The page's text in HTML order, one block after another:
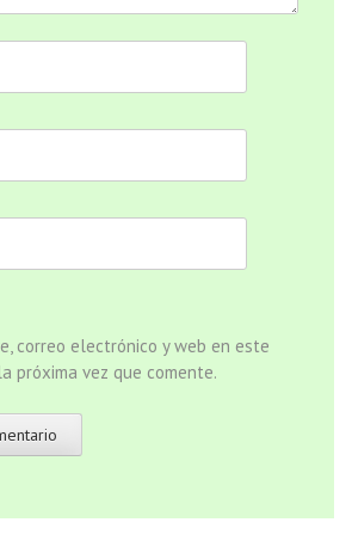
correo electrónico y web en este
próxima vez que comente.